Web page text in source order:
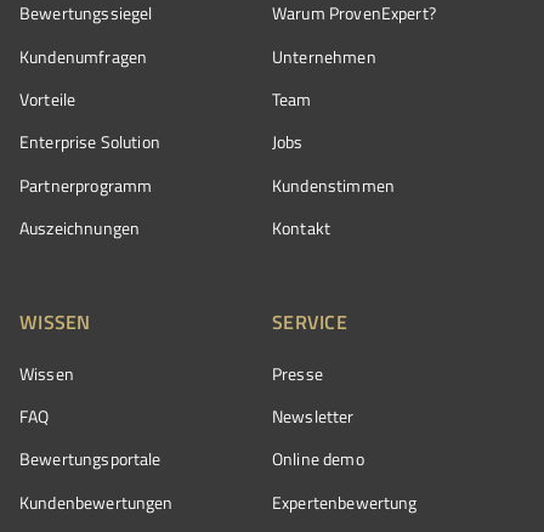
Bewertungssiegel
Kundenumfragen
Vorteile
Enterprise Solution
Partnerprogramm
Auszeichnungen
Warum ProvenExpert?
Unternehmen
Team
Jobs
Kundenstimmen
Kontakt
WISSEN
Wissen
FAQ
Bewertungsportale
Kundenbewertungen
SERVICE
Presse
Newsletter
Online demo
Expertenbewertung